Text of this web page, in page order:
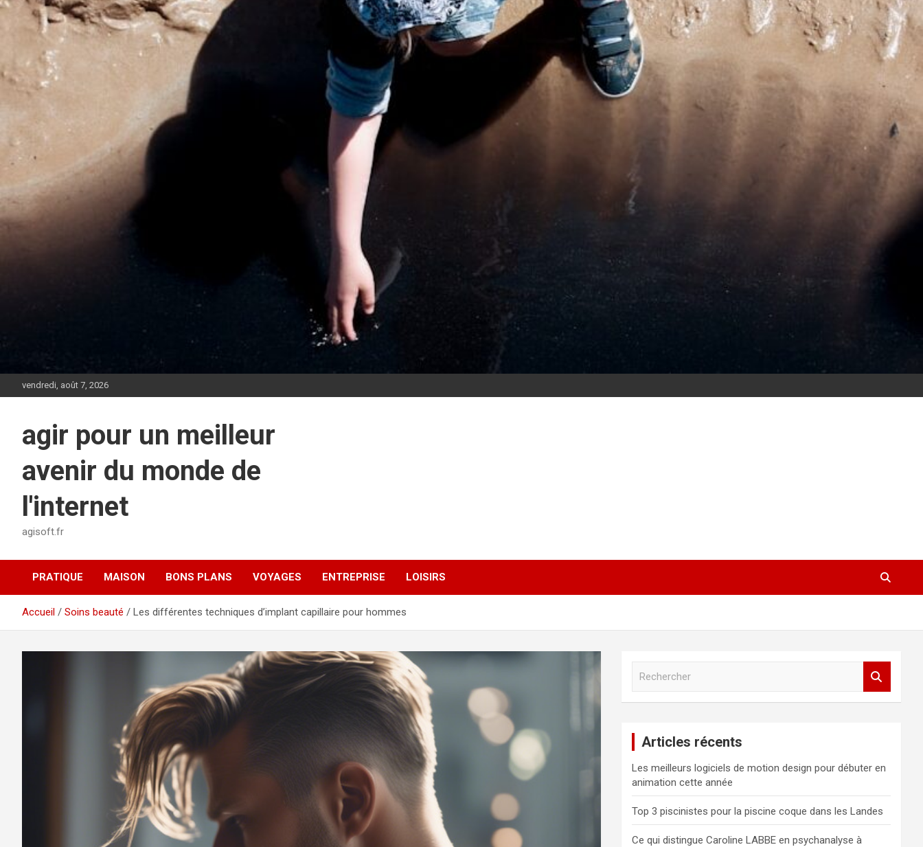
vendredi, août 7, 2026
agir pour un meilleur
avenir du monde de
l'internet
agisoft.fr
PRATIQUE MAISON BONS PLANS VOYAGES ENTREPRISE LOISIRS
Accueil Soins beauté Les différentes techniques d’implant capillaire pour hommes
c
h
e
r
Articles récents
Les meilleurs logiciels de motion design pour débuter en
animation cette année
Top 3 piscinistes pour la piscine coque dans les Landes
Ce qui distingue Caroline LABBE en psychanalyse à